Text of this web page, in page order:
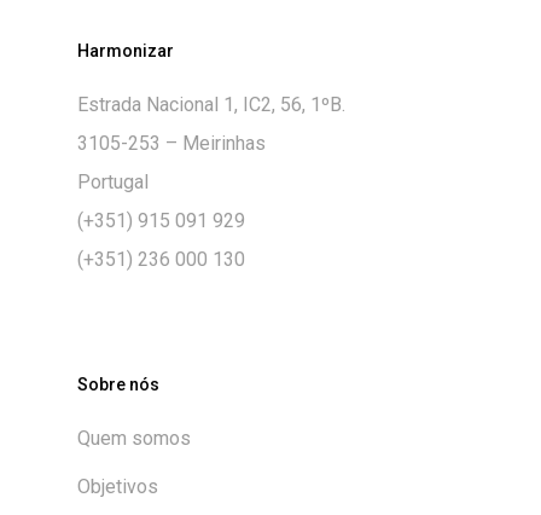
Harmonizar
Estrada Nacional 1, IC2, 56, 1ºB.
3105-253 – Meirinhas
Portugal
(+351) 915 091 929
(+351) 236 000 130
Sobre nós
Quem somos
Objetivos